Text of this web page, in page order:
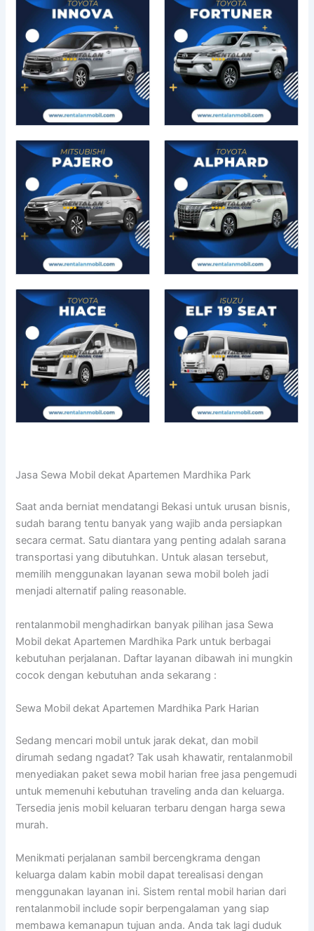
Jasa Sewa Mobil dekat Apartemen Mardhika Park
Saat anda berniat mendatangi Bekasi untuk urusan bisnis,
sudah barang tentu banyak yang wajib anda persiapkan
secara cermat. Satu diantara yang penting adalah sarana
transportasi yang dibutuhkan. Untuk alasan tersebut,
memilih menggunakan layanan sewa mobil boleh jadi
menjadi alternatif paling reasonable.
rentalanmobil menghadirkan banyak pilihan jasa Sewa
Mobil dekat Apartemen Mardhika Park untuk berbagai
kebutuhan perjalanan. Daftar layanan dibawah ini mungkin
cocok dengan kebutuhan anda sekarang :
Sewa Mobil dekat Apartemen Mardhika Park Harian
Sedang mencari mobil untuk jarak dekat, dan mobil
dirumah sedang ngadat? Tak usah khawatir, rentalanmobil
menyediakan paket sewa mobil harian free jasa pengemudi
untuk memenuhi kebutuhan traveling anda dan keluarga.
Tersedia jenis mobil keluaran terbaru dengan harga sewa
murah.
Menikmati perjalanan sambil bercengkrama dengan
keluarga dalam kabin mobil dapat terealisasi dengan
menggunakan layanan ini. Sistem rental mobil harian dari
rentalanmobil include sopir berpengalaman yang siap
membawa kemanapun tujuan anda. Anda tak lagi duduk